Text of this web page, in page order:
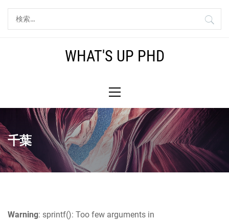
ッ
プ
索:
WHAT'S UP PHD
イ
メ
ニ
ュ
ー
千葉
Warning: sprintf(): Too few arguments in